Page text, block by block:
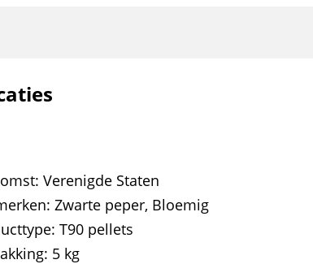
Verenigde Staten
Zwarte peper, Bloemig
T90 pellets
5 kg